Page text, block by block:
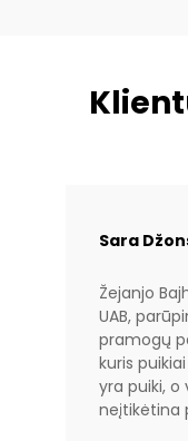
Sara
Žejanjo
UAB,
pramogų
kuris
yra puiki, o
neįtikėtina